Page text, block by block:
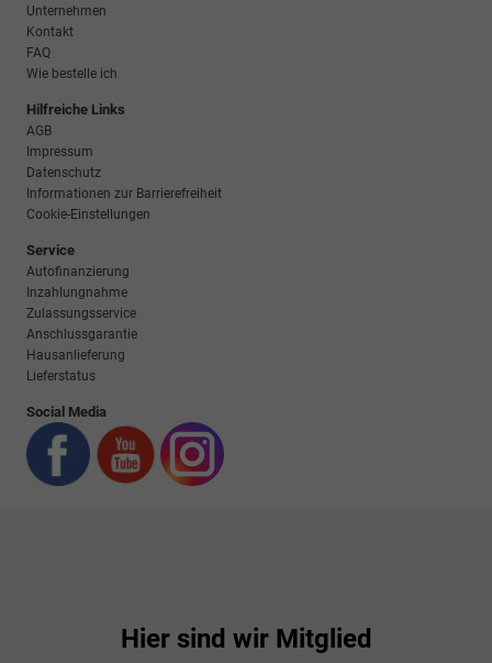
Unternehmen
Kontakt
FAQ
Wie bestelle ich
Hilfreiche Links
AGB
Impressum
Datenschutz
Informationen zur Barrierefreiheit
Cookie-Einstellungen
Service
Autofinanzierung
Inzahlungnahme
Zulassungsservice
Anschlussgarantie
Hausanlieferung
Lieferstatus
Social Media
Hier sind wir Mitglied